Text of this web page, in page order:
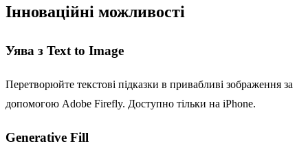
Інноваційні можливості
Уява з Text to Image
Перетворюйте текстові підказки в привабливі зображення за
допомогою Adobe Firefly. Доступно тільки на iPhone.
Generative Fill